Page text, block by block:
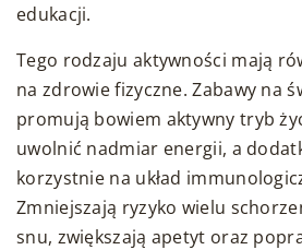
edukacji.
Tego rodzaju aktywności mają
na zdrowie fizyczne. Zabawy na
promują bowiem aktywny tryb
uwolnić nadmiar energii, a
korzystnie na układ
Zmniejszają ryzyko wielu
snu, zwiększają apetyt oraz